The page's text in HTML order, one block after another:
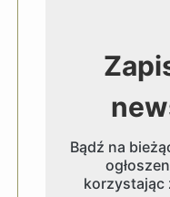
Bądź na
korzystając